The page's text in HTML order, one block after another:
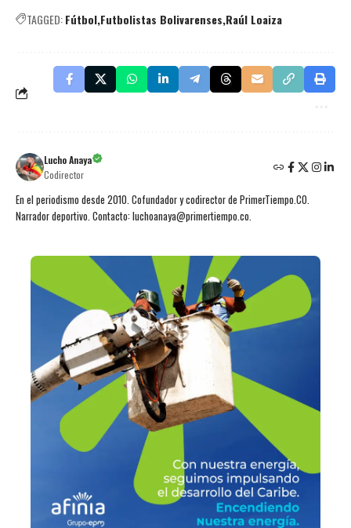
TAGGED:Fútbol Futbolistas Bolivarenses Raúl Loaiza
Lucho Anaya
Codirector
En el periodismo desde 2010. Cofundador y codirector de PrimerTiempo.CO.
Narrador deportivo. Contacto: luchoanaya@primertiempo.co.